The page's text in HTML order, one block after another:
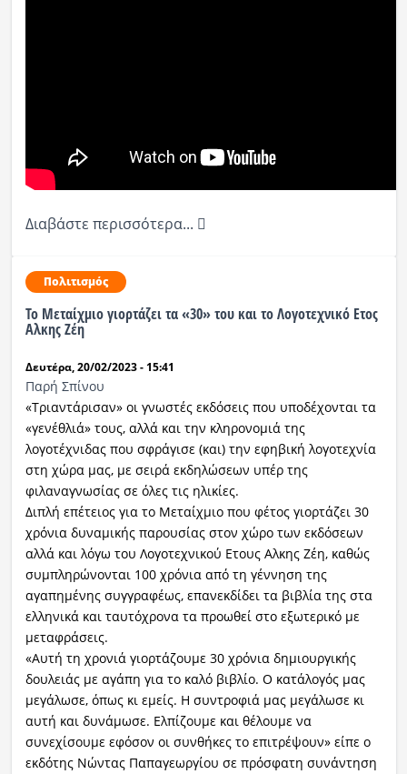
Διαβάστε περισσότερα...
Πολιτισμός
Το Μεταίχμιο γιορτάζει τα «30» του και το Λογοτεχνικό Ετος
Αλκης Ζέη
Δευτέρα, 20/02/2023 - 15:41
Παρή Σπίνου
«Τριαντάρισαν» οι γνωστές εκδόσεις που υποδέχονται τα
«γενέθλιά» τους, αλλά και την κληρονομιά της
λογοτέχνιδας που σφράγισε (και) την εφηβική λογοτεχνία
στη χώρα μας, με σειρά εκδηλώσεων υπέρ της
φιλαναγνωσίας σε όλες τις ηλικίες.
Διπλή επέτειος για το Μεταίχμιο που φέτος γιορτάζει 30
χρόνια δυναμικής παρουσίας στον χώρο των εκδόσεων
αλλά και λόγω του Λογοτεχνικού Ετους Αλκης Ζέη, καθώς
συμπληρώνονται 100 χρόνια από τη γέννηση της
αγαπημένης συγγραφέως, επανεκδίδει τα βιβλία της στα
ελληνικά και ταυτόχρονα τα προωθεί στο εξωτερικό με
μεταφράσεις.
«Αυτή τη χρονιά γιορτάζουμε 30 χρόνια δημιουργικής
δουλειάς με αγάπη για το καλό βιβλίο. Ο κατάλογός μας
μεγάλωσε, όπως κι εμείς. Η συντροφιά μας μεγάλωσε κι
αυτή και δυνάμωσε. Ελπίζουμε και θέλουμε να
συνεχίσουμε εφόσον οι συνθήκες το επιτρέψουν» είπε ο
εκδότης Νώντας Παπαγεωργίου σε πρόσφατη συνάντηση